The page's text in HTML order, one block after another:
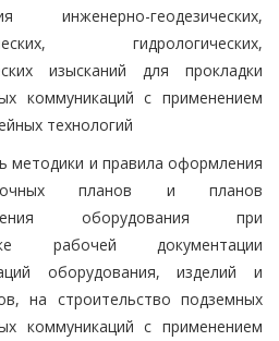
инженерно-геодезических,
гидрологических,
изысканий для прокладки
коммуникаций с применением
технологий
методики и правила оформления
планов и планов
оборудования при
рабочей документации
оборудования, изделий и
на строительство подземных
коммуникаций с применением